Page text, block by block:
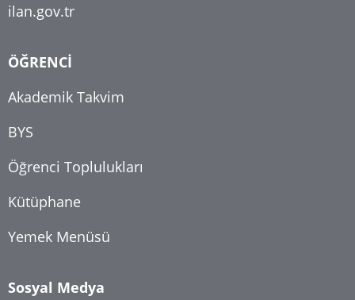
ilan.gov.tr
ÖĞRENCİ
Akademik Takvim
BYS
Öğrenci Toplulukları
Kütüphane
Yemek Menüsü
Sosyal Medya